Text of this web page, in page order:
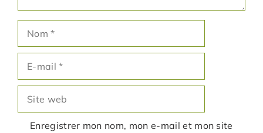
mail
web
Enregistrer mon nom, mon e-mail et mon site